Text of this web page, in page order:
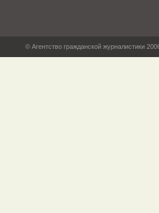
© Агентство гражданской журналистики